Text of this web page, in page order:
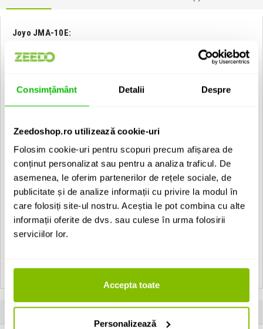
Consimțământ Detalii Despre
Zeedoshop.ro utilizează cookie-uri
Folosim cookie-uri pentru scopuri precum afișarea de
conținut personalizat sau pentru a analiza traficul. De
asemenea, le oferim partenerilor de rețele sociale, de
publicitate și de analize informații cu privire la modul în
care folosiți site-ul nostru. Aceștia le pot combina cu alte
informații oferite de dvs. sau culese în urma folosirii
serviciilor lor.
Accepta toate
Personalizează
Joyo JMA-10E:
Mufa jack Aux-In pentru redarea de piese si backing track-uri
Iesire jack stereo de 3.5 mm pentru casti
Putere: 10 W RMS
Difuzor: 5 inch
Alimentare: Alimentator 9V 1200mA sau 6 baterii AA (ce
ofera pana la 3 ore de functionare)
Dimensiuni: 240x150x170 mm
Greutate: 1300 g
EAN: 6972716322377
Vezi toate produsele producatoruluiJoyo
Clientii care au cumparat acest produs au mai cumparat si: